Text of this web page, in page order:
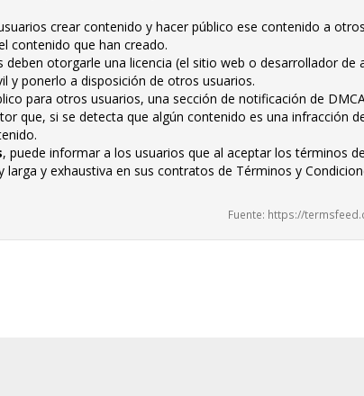
crear contenido y hacer público ese contenido a
contenido que han creado.
otorgarle una licencia (el sitio web o desarrollador de
y ponerlo a disposición de otros usuarios.
para otros usuarios, una sección de notificación de
que, si se detecta que algún contenido es una infracción
, puede informar a los usuarios que al aceptar los términos
y exhaustiva en sus contratos de Términos y
Fuente: https://